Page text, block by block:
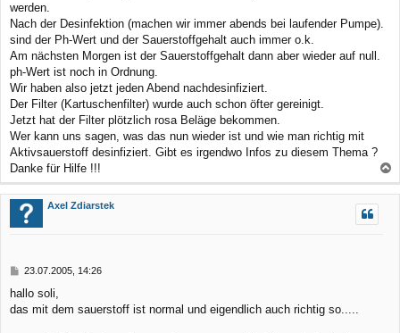
werden.
Nach der Desinfektion (machen wir immer abends bei laufender Pumpe).
sind der Ph-Wert und der Sauerstoffgehalt auch immer o.k.
Am nächsten Morgen ist der Sauerstoffgehalt dann aber wieder auf null.
ph-Wert ist noch in Ordnung.
Wir haben also jetzt jeden Abend nachdesinfiziert.
Der Filter (Kartuschenfilter) wurde auch schon öfter gereinigt.
Jetzt hat der Filter plötzlich rosa Beläge bekommen.
Wer kann uns sagen, was das nun wieder ist und wie man richtig mit
Aktivsauerstoff desinfiziert. Gibt es irgendwo Infos zu diesem Thema ?
Danke für Hilfe !!!
a
Axel Zdiarstek
B
i
t
23.07.2005, 14:26
hallo soli,
das mit dem sauerstoff ist normal und eigendlich auch richtig so.....